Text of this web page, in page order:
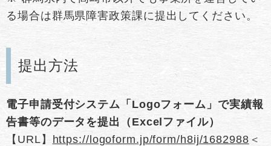
る場合は群馬県障害政策課に提出してください。
提出方法
電子申請受付システム「Logoフォーム」で実績報
告書等のデータを提出（Excelファイル）
【URL】 https://logoform.jp/form/h8ij/1682988​ ＜